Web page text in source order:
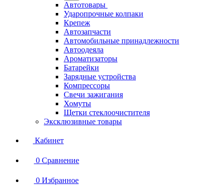
Автотовары
Ударопрочные колпаки
Крепеж
Автозапчасти
Автомобильные принадлежности
Автоодеяла
Ароматизаторы
Батарейки
Зарядные устройства
Компрессоры
Свечи зажигания
Хомуты
Щетки стеклоочистителя
Эксклюзивные товары
Кабинет
0 Сравнение
0 Избранное